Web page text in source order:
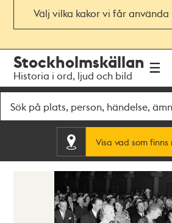
Välj vilka kakor vi får använda
navigationen
huvudinnehållet
Stockholmskällan
Historia i ord, ljud och bild
Visa vad som